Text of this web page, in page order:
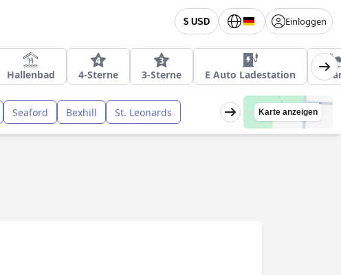
$ USD Einloggen
Hallenbad 4-Sterne 3-Sterne E Auto Ladestation
Seaford Bexhill St. Leonards Karte anzeigen